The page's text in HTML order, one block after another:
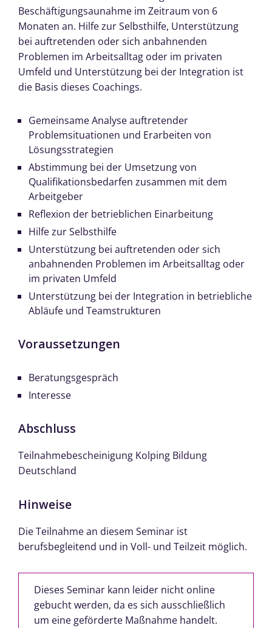
Beschäftigungsaunahme im Zeitraum von 6
Monaten an. Hilfe zur Selbsthilfe, Unterstützung
bei auftretenden oder sich anbahnenden
Problemen im Arbeitsalltag oder im privaten
Umfeld und Unterstützung bei der Integration ist
die Basis dieses Coachings.
Gemeinsame Analyse auftretender
Problemsituationen und Erarbeiten von
Lösungsstrategien
Abstimmung bei der Umsetzung von
Qualifikationsbedarfen zusammen mit dem
Arbeitgeber
Reflexion der betrieblichen Einarbeitung
Hilfe zur Selbsthilfe
Unterstützung bei auftretenden oder sich
anbahnenden Problemen im Arbeitsalltag oder
im privaten Umfeld
Unterstützung bei der Integration in betriebliche
Abläufe und Teamstrukturen
Voraussetzungen
Beratungsgespräch
Interesse
Abschluss
Teilnahmebescheinigung Kolping Bildung
Deutschland
Hinweise
Die Teilnahme an diesem Seminar ist
berufsbegleitend und in Voll- und Teilzeit möglich.
Dieses Seminar kann leider nicht online
gebucht werden, da es sich ausschließlich
um eine geförderte Maßnahme handelt.